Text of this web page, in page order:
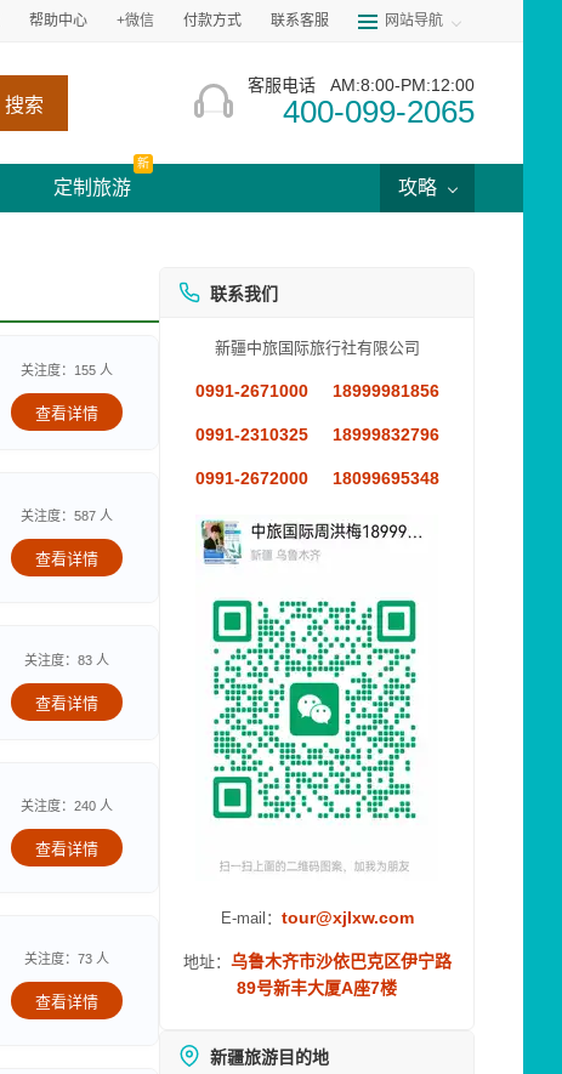
帮助中心 +微信 付款方式 联系客服 网站导航
搜索
客服电话 AM:8:00-PM:12:00
400-099-2065
定制旅游
新
攻略
关注度：155 人
查看详情
关注度：587 人
查看详情
关注度：83 人
查看详情
关注度：240 人
查看详情
关注度：73 人
查看详情
联系我们
新疆中旅国际旅行社有限公司
0991-2671000 18999981856
0991-2310325 18999832796
0991-2672000 18099695348
E-mail： tour@xjlxw.com
地址： 乌鲁木齐市沙依巴克区伊宁路
89号新丰大厦A座7楼
新疆旅游目的地